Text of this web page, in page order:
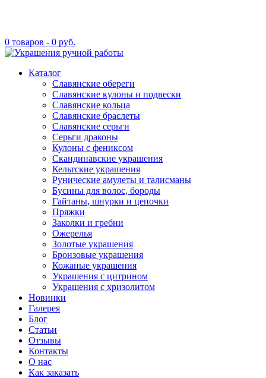
0 товаров - 0 руб.
Каталог
Славянские обереги
Славянские кулоны и подвески
Славянские кольца
Славянские браслеты
Славянские серьги
Серьги драконы
Кулоны с фениксом
Скандинавские украшения
Кельтские украшения
Рунические амулеты и талисманы
Бусины для волос, бороды
Гайтаны, шнурки и цепочки
Пряжки
Заколки и гребни
Ожерелья
Золотые украшения
Бронзовые украшения
Кожаные украшения
Украшения с цитрином
Украшения с хризолитом
Новинки
Галерея
Блог
Статьи
Отзывы
Контакты
О нас
Как заказать